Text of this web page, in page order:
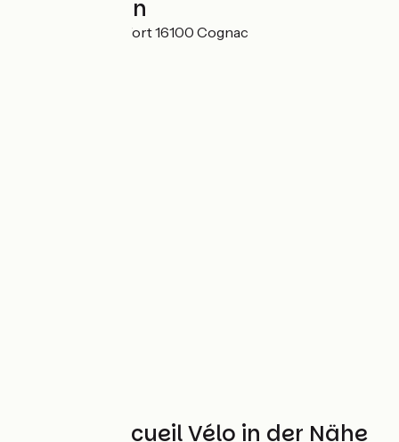
Localisation
79, Rue de Rochefort 16100 Cognac
Weitere Accueil Vélo in der Nähe